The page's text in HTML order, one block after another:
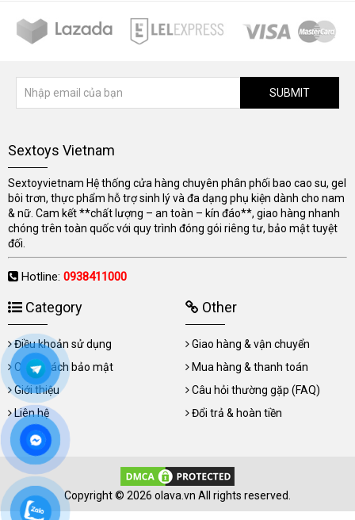
SUBMIT
Sextoys Vietnam
Sextoyvietnam Hệ thống cửa hàng chuyên phân phối bao cao su, gel
bôi trơn, thực phẩm hỗ trợ sinh lý và đa dạng phụ kiện dành cho nam
& nữ. Cam kết **chất lượng – an toàn – kín đáo**, giao hàng nhanh
chóng trên toàn quốc với quy trình đóng gói riêng tư, bảo mật tuyệt
đối.
Hotline: 0938411000
Category
Điều khoản sử dụng
Chính sách bảo mật
Giới thiệu
Liên hệ
Other
Giao hàng & vận chuyển
Mua hàng & thanh toán
Câu hỏi thường gặp (FAQ)
Đổi trả & hoàn tiền
Copyright © 2026 olava.vn All rights reserved.